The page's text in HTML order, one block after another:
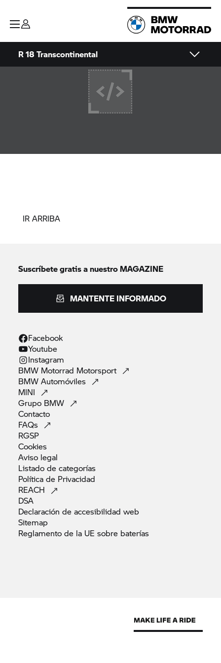
R 18 Transcontinental
IR ARRIBA
Suscríbete gratis a nuestro MAGAZINE
MANTENTE INFORMADO
Facebook
Youtube
Instagram
BMW Motorrad Motorsport
BMWAutomóviles
MINI
Grupo BMW
Contacto
FAQs
RGSP
Cookies
Aviso legal
Listado decategorías
Política de Privacidad
REACH
DSA
Declaración de accesibilidadweb
Sitemap
Reglamento de la UE sobre baterías